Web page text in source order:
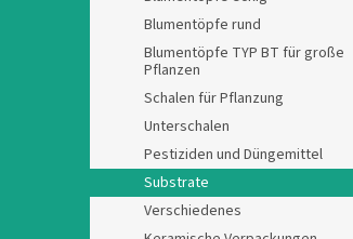
Blumentöpfe rund
Blumentöpfe TYP BT für große
Pflanzen
Schalen für Pflanzung
Unterschalen
Pestiziden und Düngemittel
Substrate
Verschiedenes